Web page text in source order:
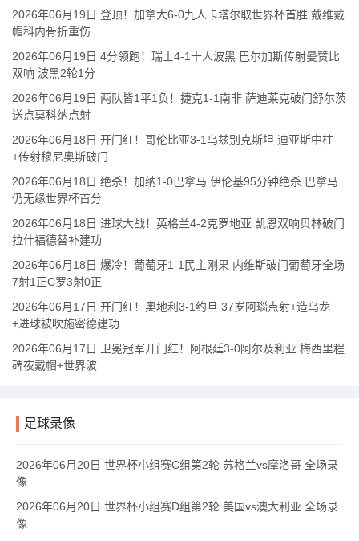
2026年06月19日 登顶！加拿大6-0九人卡塔尔取世界杯首胜 戴维戴
帽科内骨折重伤
2026年06月19日 4分领跑！瑞士4-1十人波黑 巴尔加斯传射曼赞比
双响 波黑2轮1分
2026年06月19日 两队皆1平1负！捷克1-1南非 萨迪莱克破门舒尔茨
送点莫科纳点射
2026年06月18日 开门红！哥伦比亚3-1乌兹别克斯坦 迪亚斯中柱
+传射穆尼奥斯破门
2026年06月18日 绝杀！加纳1-0巴拿马 伊伦基95分钟绝杀 巴拿马
仍无缘世界杯首分
2026年06月18日 进球大战！英格兰4-2克罗地亚 凯恩双响贝林破门
拉什福德替补建功
2026年06月18日 爆冷！葡萄牙1-1民主刚果 内维斯破门葡萄牙全场
7射1正C罗3射0正
2026年06月17日 开门红！奥地利3-1约旦 37岁阿瑙点射+造乌龙
+进球被吹施密德建功
2026年06月17日 卫冕冠军开门红！阿根廷3-0阿尔及利亚 梅西里程
碑夜戴帽+世界波
足球录像
2026年06月20日 世界杯小组赛C组第2轮 苏格兰vs摩洛哥 全场录
像
2026年06月20日 世界杯小组赛D组第2轮 美国vs澳大利亚 全场录
像